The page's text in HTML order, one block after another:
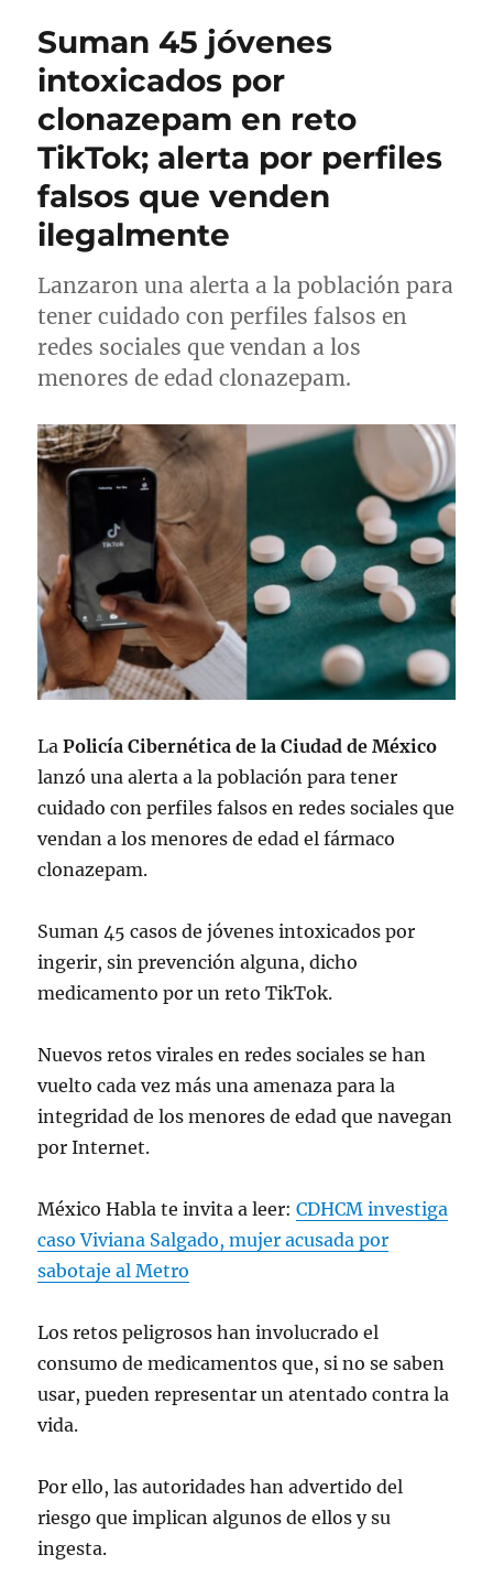
c
d
o
e
Suman 45 jóvenes
intoxicados por
clonazepam en reto
TikTok; alerta por perfiles
falsos que venden
ilegalmente
Lanzaron una alerta a la población para
tener cuidado con perfiles falsos en
redes sociales que vendan a los
menores de edad clonazepam.
La Policía Cibernética de la Ciudad de México
lanzó una alerta a la población para tener
cuidado con perfiles falsos en redes sociales que
vendan a los menores de edad el fármaco
clonazepam.
Suman 45 casos de jóvenes intoxicados por
ingerir, sin prevención alguna, dicho
medicamento por un reto TikTok.
Nuevos retos virales en redes sociales se han
vuelto cada vez más una amenaza para la
integridad de los menores de edad que navegan
por Internet.
México Habla te invita a leer:CDHCM investiga
caso Viviana Salgado, mujer acusada por
sabotaje al Metro
Los retos peligrosos han involucrado el
consumo de medicamentos que, si no se saben
usar, pueden representar un atentado contra la
vida.
Por ello, las autoridades han advertido del
riesgo que implican algunos de ellos y su
ingesta.